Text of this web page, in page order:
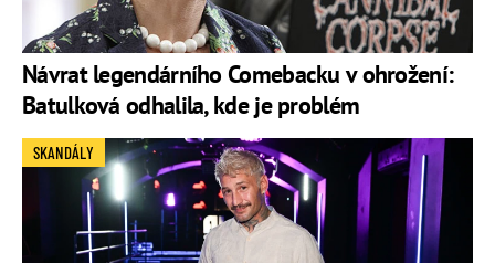
Návrat legendárního Comebacku v ohrožení:
Batulková odhalila, kde je problém
SKANDÁLY